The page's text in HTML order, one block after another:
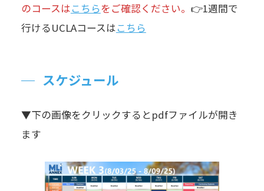
のコースはこちらをご確認ください。 👉1週間で
行けるUCLAコースはこちら
スケジュール
▼下の画像をクリックするとpdfファイルが開き
ます